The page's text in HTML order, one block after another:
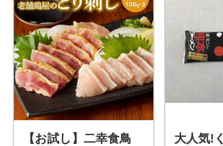
【お試し】二幸食鳥
大人気!